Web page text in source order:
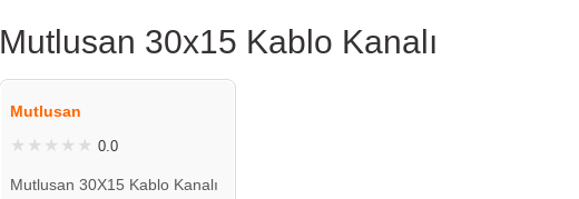
Mutlusan 30x15 Kablo Kanalı
Mutlusan
0.0
Mutlusan 30X15 Kablo Kanalı